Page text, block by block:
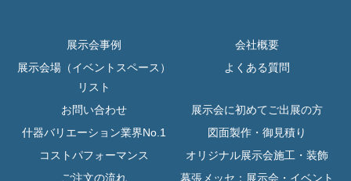
展示会事例
会社概要
展示会場（イベントスペース）
リスト
よくある質問
お問い合わせ
展示会に初めてご出展の方
什器バリエーション業界No.1
図面製作・御見積り
コストパフォーマンス
オリジナル展示会施工・装飾
ご注文の流れ
幕張メッセ：展示会・イベント